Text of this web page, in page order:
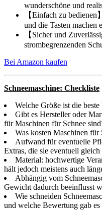
wunderschöne und
【Einfach zu
und die Tasten machen
【Sicher und
strombegrenzenden
Bei Amazon kaufen
Schneemaschine: Checkliste
Welche Größe ist die
Gibt es Hersteller oder
für Maschinen für Schnee
Was kosten Maschinen für
Aufwand für eventuelle
Extras, die sie eventuell
Material: hochwertige
hält jedoch meistens auch
Abhängig vom
Gewicht dadurch beeinflusst
Wie schneiden
und welche Bewertung gab